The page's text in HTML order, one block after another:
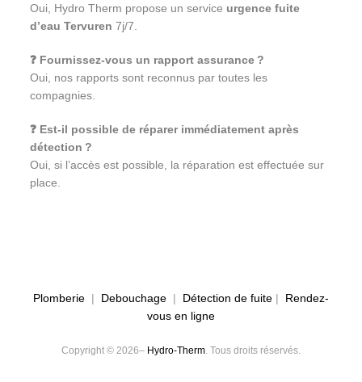
Oui, Hydro Therm propose un service urgence fuite
d’eau Tervuren 7j/7.
❓ Fournissez-vous un rapport assurance ?
Oui, nos rapports sont reconnus par toutes les
compagnies.
❓ Est-il possible de réparer immédiatement après
détection ?
Oui, si l’accès est possible, la réparation est effectuée sur
place.
Plomberie | Debouchage | Détection de fuite | Rendez-
vous en ligne
Copyright © 2026– Hydro-Therm . Tous droits réservés.